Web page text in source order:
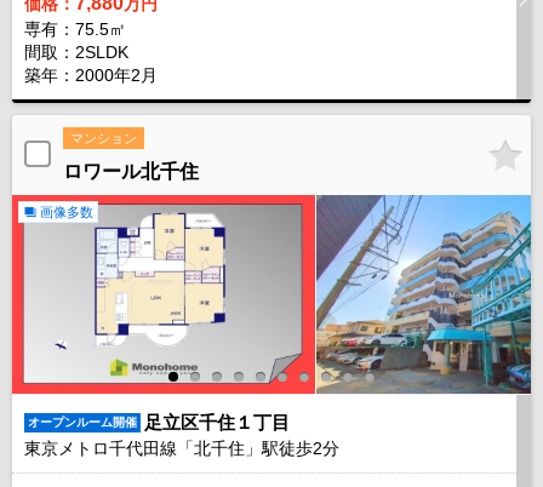
専有：75.5㎡
間取：2SLDK
築年：2000年2月
マンション
ロワール北千住
画像多数
オープンルーム開催 足立区千住１丁目
東京メトロ千代田線「北千住」駅徒歩2分